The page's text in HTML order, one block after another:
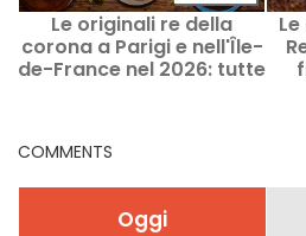
Le originali re della
corona a Parigi e nell'Île-
de-France nel 2026: tutte
COMMENTS
Oggi